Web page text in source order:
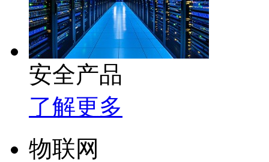
安全产品
了解更多
物联网